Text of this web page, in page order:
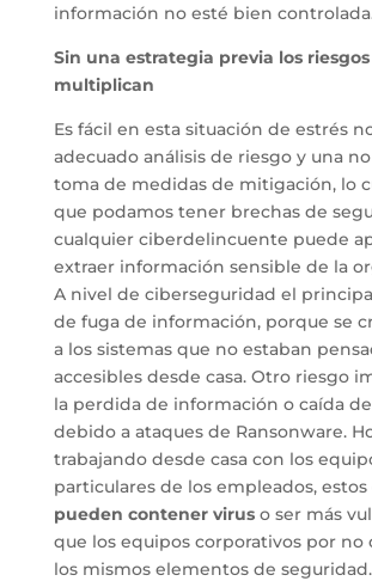
información no esté bien
Sin una estrategia previa los riesgos
multiplican
Es fácil en esta situación de estrés
adecuado análisis de riesgo y una
toma de medidas de mitigación, lo
que podamos tener brechas de
cualquier ciberdelincuente puede
extraer información sensible de la
A nivel de ciberseguridad el
de fuga de información, porque se
a los sistemas que no estaban
accesibles desde casa. Otro riesgo
la perdida de información o caída
debido a ataques de Ransonware.
trabajando desde casa con los
particulares de los empleados, estos
pueden contener viruso ser más
que los equipos corporativos por no
los mismos elementos de seguridad.